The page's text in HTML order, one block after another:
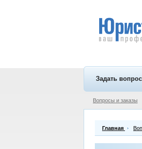
Задать
Вопросы и заказы
Главная